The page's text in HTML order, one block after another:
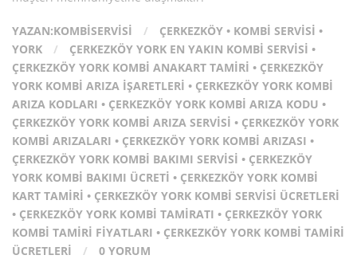
YAZAN:KOMBISERVISI / ÇERKEZKÖY • KOMBI SERVISI •
YORK
/ ÇERKEZKÖY YORK EN YAKIN KOMBI SERVISI •
ÇERKEZKÖY YORK KOMBI ANAKART TAMIRI • ÇERKEZKÖY
YORK KOMBI ARIZA İŞARETLERI • ÇERKEZKÖY YORK KOMBI
ARIZA KODLARI • ÇERKEZKÖY YORK KOMBI ARIZA KODU •
ÇERKEZKÖY YORK KOMBI ARIZA SERVISI • ÇERKEZKÖY YORK
KOMBI ARIZALARI • ÇERKEZKÖY YORK KOMBI ARIZASI •
ÇERKEZKÖY YORK KOMBI BAKIMI SERVISI • ÇERKEZKÖY
YORK KOMBI BAKIMI ÜCRETI • ÇERKEZKÖY YORK KOMBI
KART TAMIRI • ÇERKEZKÖY YORK KOMBI SERVISI ÜCRETLERI
• ÇERKEZKÖY YORK KOMBI TAMIRATI • ÇERKEZKÖY YORK
KOMBI TAMIRI FIYATLARI • ÇERKEZKÖY YORK KOMBI TAMIRI
ÜCRETLERI
/ 0 YORUM